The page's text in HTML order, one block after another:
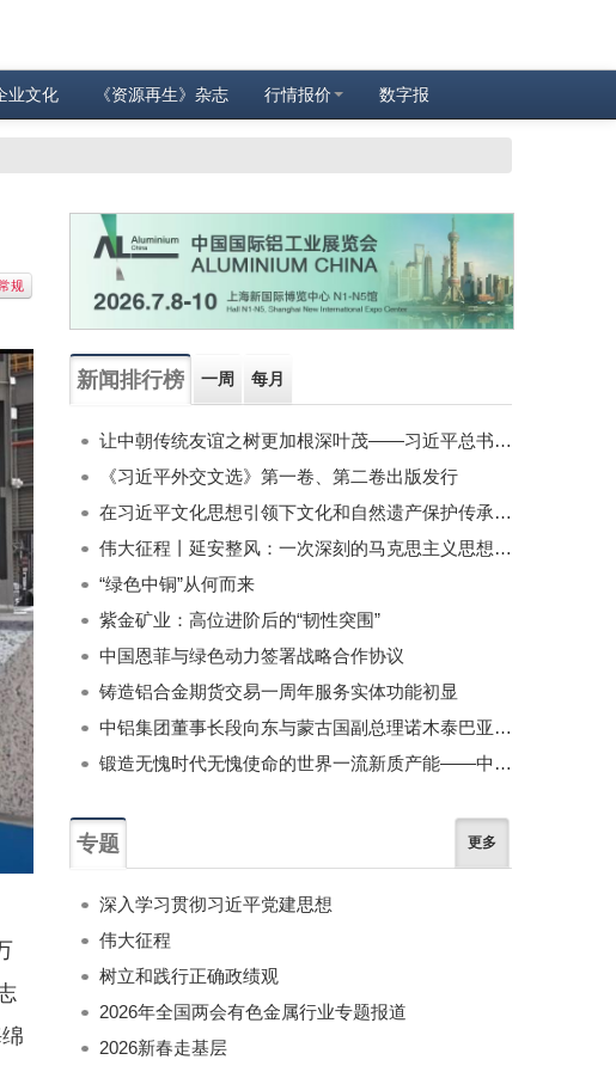
业文化 《资源再生》杂志 行情报价 数字报
规
新闻排行榜 一周 每月
让中朝传统友谊之树更加根深叶茂——习近平总书记对朝鲜进行国事访问纪实
《习近平外交文选》第一卷、第二卷出版发行
在习近平文化思想引领下文化和自然遗产保护传承利用工作开创新局面
伟大征程丨延安整风：一次深刻的马克思主义思想教育运动
“绿色中铜”从何而来
紫金矿业：高位进阶后的“韧性突围”
中国恩菲与绿色动力签署战略合作协议
铸造铝合金期货交易一周年服务实体功能初显
中铝集团董事长段向东与蒙古国副总理诺木泰巴亚尔举行会谈
锻造无愧时代无愧使命的世界一流新质产能——中国有色金属工业的战略应对与破局之道（二）
专题 更多
深入学习贯彻习近平党建思想
伟大征程
树立和践行正确政绩观
2026年全国两会有色金属行业专题报道
2026新春走基层